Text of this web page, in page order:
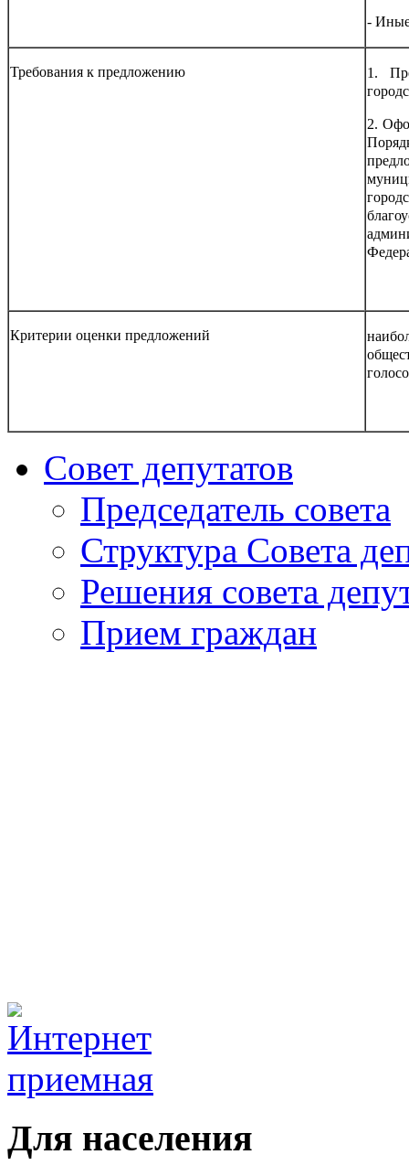
-
Требования к предложению
1.
2.
Критерии оценки предложений
Совет депутатов
Председатель совета
Структура Совета
Решения совета
Прием граждан
Для населения